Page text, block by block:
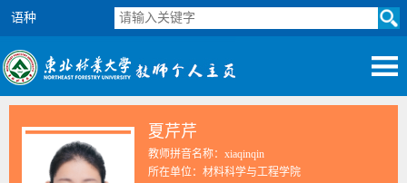
语种
夏芹芹
教师拼音名称：xiaqinqin
所在单位：材料科学与工程学院